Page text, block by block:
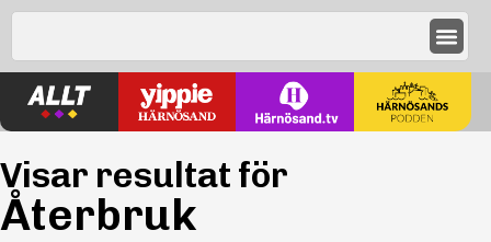
Visar resultat för
Återbruk